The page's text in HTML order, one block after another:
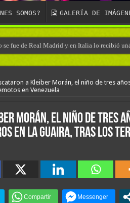
SOMOS? GALERÍA DE
se fue de Real Madrid y en Italia lo recibió
a Kleiber Morán, el niño de tres
en Venezuela
Morán, el niño de tres
en La Guaira, tras los